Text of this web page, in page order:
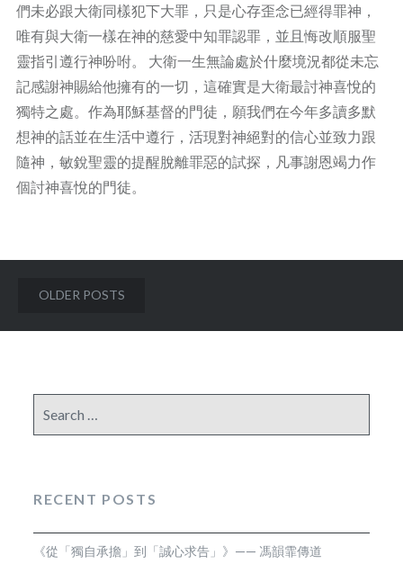
們未必跟大衛同樣犯下大罪，只是心存歪念已經得罪神，
唯有與大衛一樣在神的慈愛中知罪認罪，並且悔改順服聖
靈指引遵行神吩咐。 大衛一生無論處於什麼境況都從未忘
記感謝神賜給他擁有的一切，這確實是大衛最討神喜悅的
獨特之處。作為耶穌基督的門徒，願我們在今年多讀多默
想神的話並在生活中遵行，活現對神絕對的信心並致力跟
隨神，敏銳聖靈的提醒脫離罪惡的試探，凡事謝恩竭力作
個討神喜悅的門徒。
Posts
navigation
OLDER POSTS
for:
RECENT POSTS
《從「獨自承擔」到「誠心求告」》—— 馮韻霏傳道